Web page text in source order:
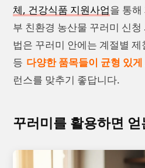
체, 건강식품 지원사업을 통
부 친환경 농산물 꾸러미 신
법은 꾸러미 안에는 계절별
등 다양한 품목들이 균형 있
런스를 맞추기 좋답니다.
꾸러미를 활용하면